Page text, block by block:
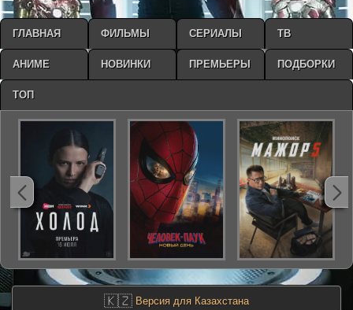
🇰🇿 Версия для Казахстана
ГЛАВНАЯ ФИЛЬМЫ СЕРИАЛЫ ТВ
АНИМЕ НОВИНКИ ПРЕМЬЕРЫ ПОДБОРКИ
ТОП